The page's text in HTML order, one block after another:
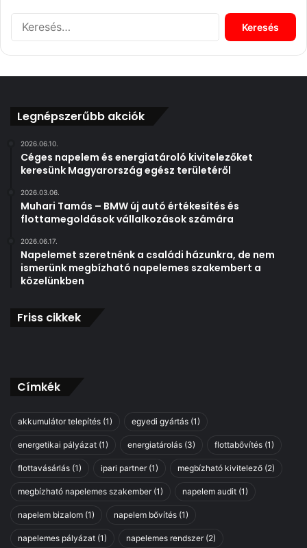
s
Legnépszerűbb akciók
2026.06.10.
Céges napelem és energiatároló kivitelezőket
keresünk Magyarország egész területéről
2026.03.06.
Muhari Tamás – BMW új autó értékesítés és
flottamegoldások vállalkozások számára
2026.06.17.
Napelemet szeretnénk a családi házunkra, de nem
ismerünk megbízható napelemes szakembert a
közelünkben
Friss cikkek
Címkék
akkumulátor telepítés (1) egyedi gyártás (1)
energetikai pályázat (1) energiatárolás (3) flottabővítés (1)
flottavásárlás (1) ipari partner(1) megbízható kivitelező (2)
megbízható napelemes szakember(1) napelem audit (1)
napelem bizalom (1) napelem bővítés (1)
napelemes pályázat (1) napelemes rendszer(2)